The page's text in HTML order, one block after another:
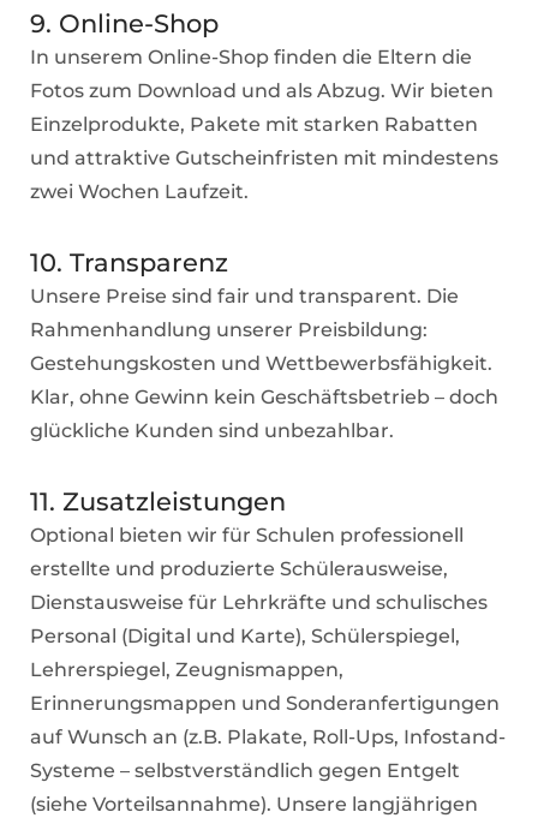
9. Online-Shop
In unserem Online-Shop finden die Eltern die
Fotos zum Download und als Abzug. Wir bieten
Einzelprodukte, Pakete mit starken Rabatten
und attraktive Gutscheinfristen mit mindestens
zwei Wochen Laufzeit.
10. Transparenz
Unsere Preise sind fair und transparent. Die
Rahmenhandlung unserer Preisbildung:
Gestehungskosten und Wettbewerbsfähigkeit.
Klar, ohne Gewinn kein Geschäftsbetrieb – doch
glückliche Kunden sind unbezahlbar.
11. Zusatzleistungen
Optional bieten wir für Schulen professionell
erstellte und produzierte Schülerausweise,
Dienstausweise für Lehrkräfte und schulisches
Personal (Digital und Karte), Schülerspiegel,
Lehrerspiegel, Zeugnismappen,
Erinnerungsmappen und Sonderanfertigungen
auf Wunsch an (z.B. Plakate, Roll-Ups, Infostand-
Systeme – selbstverständlich gegen Entgelt
(siehe Vorteilsannahme). Unsere langjährigen